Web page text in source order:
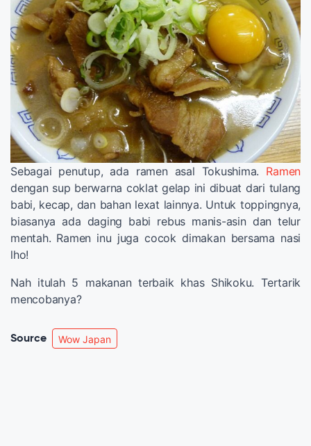
Sebagai penutup, ada ramen asal Tokushima. Ramen
dengan sup berwarna coklat gelap ini dibuat dari tulang
babi, kecap, dan bahan lexat lainnya. Untuk toppingnya,
biasanya ada daging babi rebus manis-asin dan telur
mentah. Ramen inu juga cocok dimakan bersama nasi
lho!
Nah itulah 5 makanan terbaik khas Shikoku. Tertarik
mencobanya?
Source Wow Japan